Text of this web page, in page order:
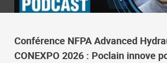
Conférence NFPA Advanced
CONEXPO 2026 : Poclain innove